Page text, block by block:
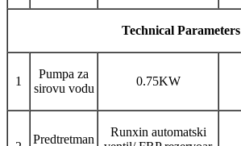
Technical Parameters
1
Pumpa za
sirovu vodu
0.75KW
Predtretman
Runxin automatski